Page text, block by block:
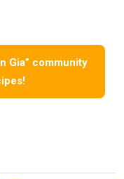
Gia” community